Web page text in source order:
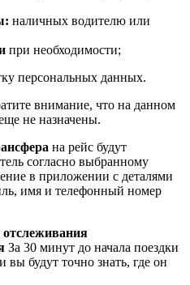
наличных водителю или
при необходимости;
персональных данных.
внимание, что на данном
не назначены.
на рейс будут
согласно выбранному
в приложении c деталями
имя и телефонный номер
отслеживания
За 30 минут до начала поездки
вы будут точно знать, где он